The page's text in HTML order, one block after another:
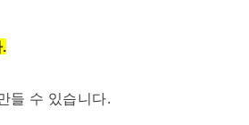
들 수 있습니다.